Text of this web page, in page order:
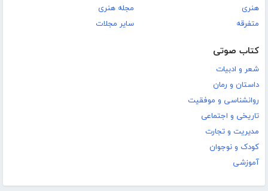
هنری
متفرقه
مجله هنری
سایر مجلات
کتاب صوتی
شعر و ادبیات
داستان و رمان
روانشناسی و موفقیت
تاریخی و اجتماعی
مدیریت و تجارت
کودک و نوجوان
آموزشی